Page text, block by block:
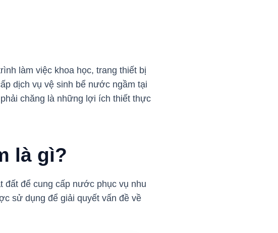
làm việc khoa học, trang thiết bị
dịch vụ vệ sinh bể nước ngầm tại
chăng là những lợi ích thiết thực
là gì?
để cung cấp nước phục vụ nhu
sử dụng để giải quyết vấn đề về